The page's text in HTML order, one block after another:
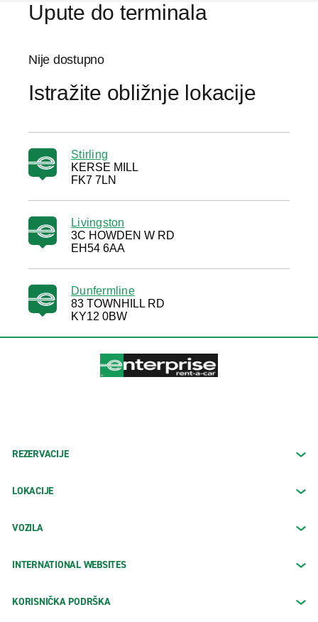
Upute do terminala
Nije dostupno
Istražite obližnje lokacije
Stirling
KERSE MILL
FK7 7LN
Livingston
3C HOWDEN W RD
EH54 6AA
Dunfermline
83 TOWNHILL RD
KY12 0BW
REZERVACIJE
LOKACIJE
VOZILA
INTERNATIONAL WEBSITES
KORISNIČKA PODRŠKA